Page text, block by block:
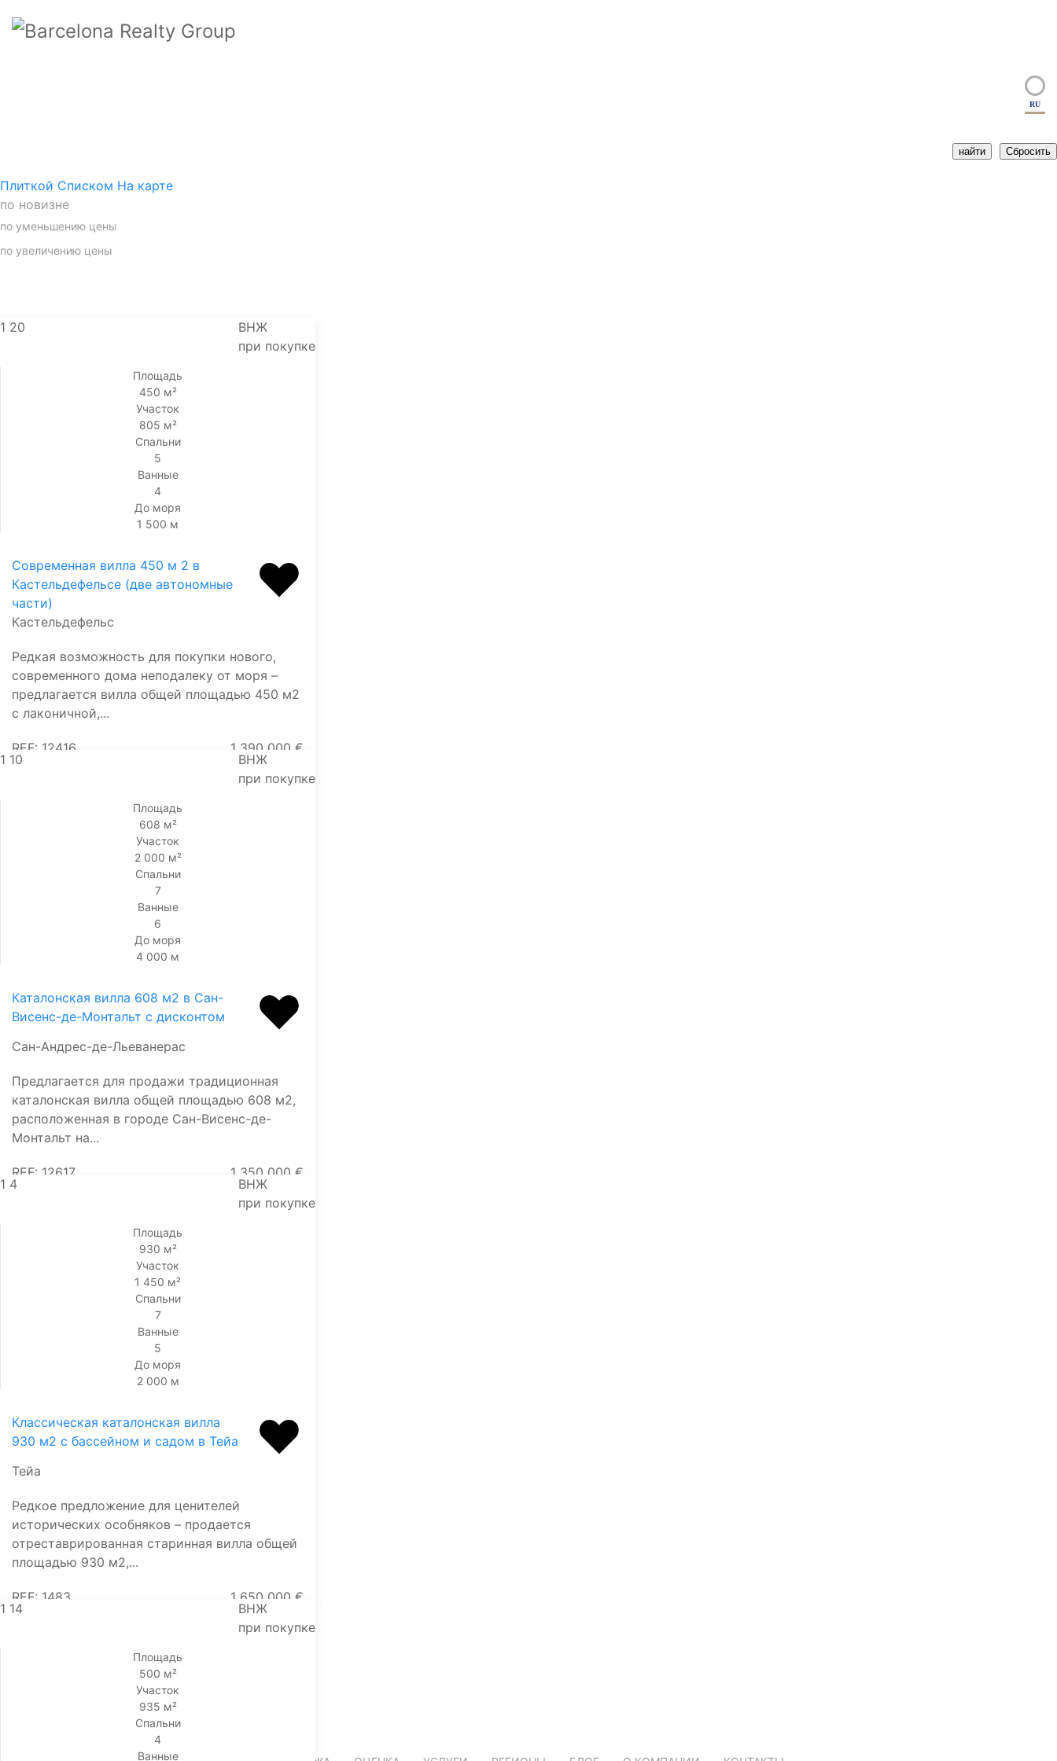
RU
найти Сбросить
Плиткой Списком На карте
по новизне
по уменьшению цены
по увеличению цены
1 20
ВНЖ
при покупке
Площадь
450 м²
Участок
805 м²
Спальни
5
Ванные
4
До моря
1 500 м
Современная вилла 450 м 2 в
Кастельдефельсе (две автономные
части)
Кастельдефельс
Редкая возможность для покупки нового,
современного дома неподалеку от моря –
предлагается вилла общей площадью 450 м2
с лаконичной,...
REF: 12416 1 390 000 €
1 10
ВНЖ
при покупке
Площадь
608 м²
Участок
2 000 м²
Спальни
7
Ванные
6
До моря
4 000 м
Каталонская вилла 608 м2 в Сан-
Висенс-де-Монтальт с дисконтом
Сан-Андрес-де-Льеванерас
Предлагается для продажи традиционная
каталонская вилла общей площадью 608 м2,
расположенная в городе Сан-Висенс-де-
Монтальт на...
REF: 12617 1 350 000 €
1 4
ВНЖ
при покупке
Площадь
930 м²
Участок
1 450 м²
Спальни
7
Ванные
5
До моря
2 000 м
Классическая каталонская вилла
930 м2 с бассейном и садом в Тейа
Тейа
Редкое предложение для ценителей
исторических особняков – продается
отреставрированная старинная вилла общей
площадью 930 м2,...
REF: 1483 1 650 000 €
1 14
ВНЖ
при покупке
Площадь
500 м²
Участок
935 м²
Спальни
4
Ванные